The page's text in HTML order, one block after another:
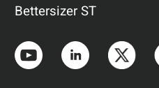
Bettersizer ST